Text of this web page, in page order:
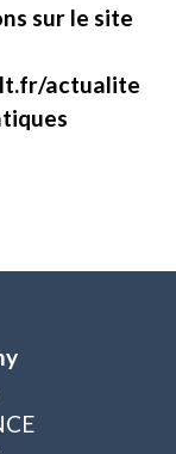
sur le site
actualite